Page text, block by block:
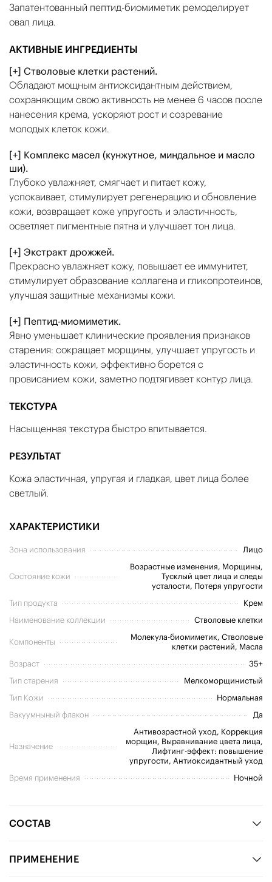
Запатентованный пептид-биомиметик ремоделирует
овал лица.
АКТИВНЫЕ ИНГРЕДИЕНТЫ
[+] Стволовые клетки растений.
Обладают мощным антиоксидантным действием,
сохраняющим свою активность не менее 6 часов после
нанесения крема, ускоряют рост и созревание
молодых клеток кожи.
[+] Комплекс масел (кунжутное, миндальное и масло
ши).
Глубоко увлажняет, смягчает и питает кожу,
успокаивает, стимулирует регенерацию и обновление
кожи, возвращает коже упругость и эластичность,
осветляет пигментные пятна и улучшает тон лица.
[+] Экстракт дрожжей.
Прекрасно увлажняет кожу, повышает ее иммунитет,
стимулирует образование коллагена и гликопротеинов,
улучшая защитные механизмы кожи.
[+] Пептид-миомиметик.
Явно уменьшает клинические проявления признаков
старения: сокращает морщины, улучшает упругость и
эластичность кожи, эффективно борется с
провисанием кожи, заметно подтягивает контур лица.
ТЕКСТУРА
Насыщенная текстура быстро впитывается.
РЕЗУЛЬТАТ
Кожа эластичная, упругая и гладкая, цвет лица более
светлый.
ХАРАКТЕРИСТИКИ
Зона использования Лицо
Состояние кожи
Возрастные изменения, Морщины,
Тусклый цвет лица и следы
усталости, Потеря упругости
Тип продукта
Крем
Наименование коллекции
Стволовые клетки
Компоненты
Молекула-биомиметик, Стволовые
клетки растений, Масла
Возраст
35+
Тип старения
Мелкоморщинистый
Тип Кожи
Нормальная
Вакуумныный флакон
Да
Назначение
Антивозрастной уход, Коррекция
морщин, Выравнивание цвета лица,
Лифтинг-эффект: повышение
упругости, Антиоксидантный уход
Время применения
Ночной
СОСТАВ
ПРИМЕНЕНИЕ